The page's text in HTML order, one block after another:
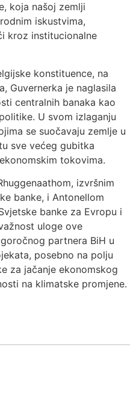
koja našoj zemlji
iskustvima,
kroz institucionalne
konstituence, na
Guvernerka je naglasila
centralnih banaka kao
U svom izlaganju
se suočavaju zemlje u
sve većeg gubitka
tokovima.
izvršnim
banke, i Antonellom
banke za Evropu i
uloge ove
partnera BiH u
posebno na polju
za jačanje ekonomskog
na klimatske promjene.